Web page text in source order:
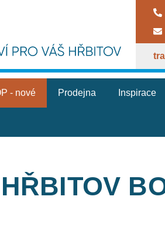
- nové Prodejna Inspirace